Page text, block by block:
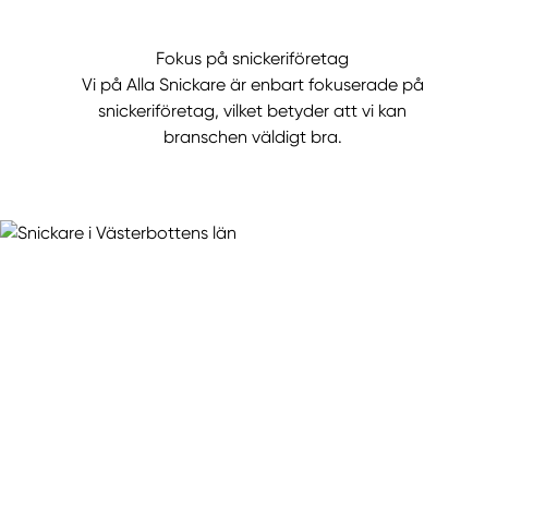
Fokus på snickeriföretag
Vi på Alla Snickare är enbart fokuserade på
snickeriföretag, vilket betyder att vi kan
branschen väldigt bra.